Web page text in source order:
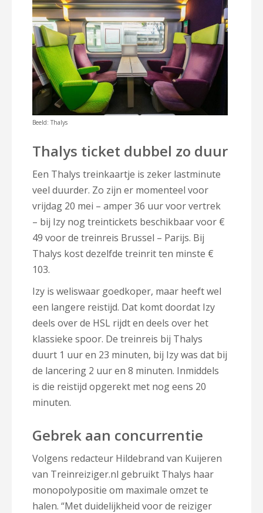
Beeld: Thalys
Thalys ticket dubbel zo duur
Een Thalys treinkaartje is zeker lastminute
veel duurder. Zo zijn er momenteel voor
vrijdag 20 mei – amper 36 uur voor vertrek
– bij Izy nog treintickets beschikbaar voor €
49 voor de treinreis Brussel – Parijs. Bij
Thalys kost dezelfde treinrit ten minste €
103.
Izy is weliswaar goedkoper, maar heeft wel
een langere reistijd. Dat komt doordat Izy
deels over de HSL rijdt en deels over het
klassieke spoor. De treinreis bij Thalys
duurt 1 uur en 23 minuten, bij Izy was dat bij
de lancering 2 uur en 8 minuten. Inmiddels
is die reistijd opgerekt met nog eens 20
minuten.
Gebrek aan concurrentie
Volgens redacteur Hildebrand van Kuijeren
van Treinreiziger.nl gebruikt Thalys haar
monopolypositie om maximale omzet te
halen. “Met duidelijkheid voor de reiziger